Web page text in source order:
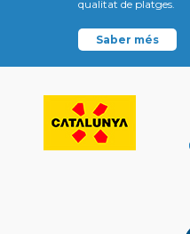
qualitat de platges.
Saber més